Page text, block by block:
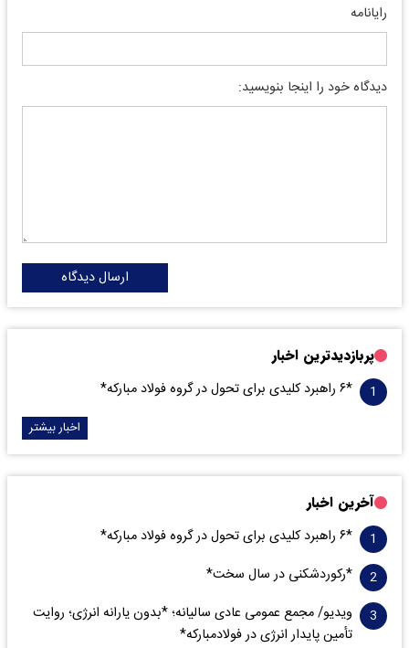
رایانامه
دیدگاه خود را اینجا بنویسید:
ارسال دیدگاه
پربازدیدترین اخبار
*۶ راهبرد کلیدی برای تحول در گروه فولاد مبارکه*
اخبار بیشتر
آخرین اخبار
*۶ راهبرد کلیدی برای تحول در گروه فولاد مبارکه*
*رکوردشکنی در سال سخت*
ویدیو/ مجمع عمومی عادی سالیانه؛ *بدون یارانه انرژی؛ روایت
تأمین پایدار انرژی در فولادمبارکه*